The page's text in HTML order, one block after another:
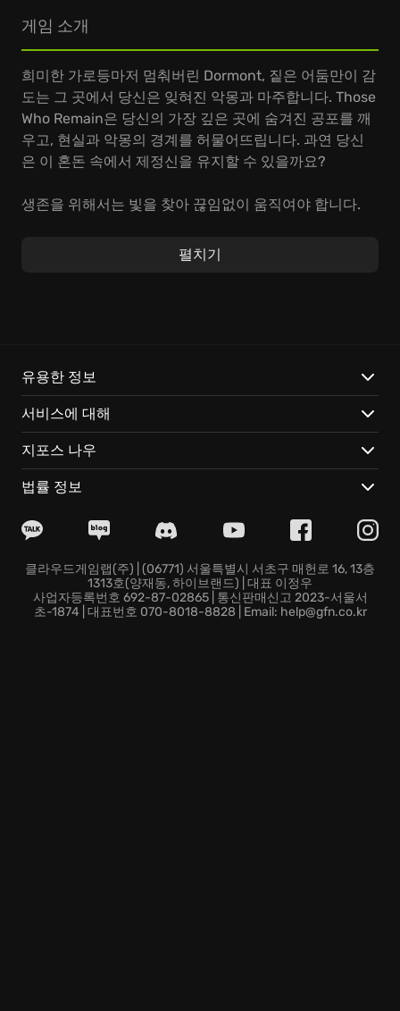
게임 소개
희미한 가로등마저 멈춰버린 Dormont, 짙은 어둠만이 감
도는 그 곳에서 당신은 잊혀진 악몽과 마주합니다. Those
Who Remain은 당신의 가장 깊은 곳에 숨겨진 공포를 깨
우고, 현실과 악몽의 경계를 허물어뜨립니다. 과연 당신
은 이 혼돈 속에서 제정신을 유지할 수 있을까요?
생존을 위해서는 빛을 찾아 끊임없이 움직여야 합니다.
이 봉인된 수수께끼를 풀어 Dormont의 진실을 밝혀내십
Those Who Remain은 다음과 같은 특징을 지닙니다:
빛을 strategically 사용하여 어둠 속 괴물들을 쫓아내고
생존 가능성을 높이세요. 빛은 단순한 도구가 아닌, 생존
을 위한 핵심 전략입니다.
단순한 점프 스케어 대신, 서서히 조여오는 심리적 압박
다.
다. 당신의 도덕성을 시험하는 숨겨진 선택지를 찾아보세
요.
더 이상 망설이지 마십시오. 지금 Those Who Remain의
펼치기
유용한 정보
서비스에 대해
지포스 나우
법률 정보
클라우드게임랩(주) | (06771) 서울특별시 서초구 매헌로 16, 13층
1313호(양재동, 하이브랜드) | 대표 이정우
사업자등록번호 692-87-02865 | 통신판매신고 2023-서울서
초-1874 | 대표번호 070-8018-8828 | Email: help@gfn.co.kr